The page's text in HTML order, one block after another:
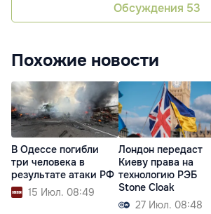
Обсуждения 53
Похожие новости
В Одессе погибли
три человека в
результате атаки РФ
15 Июл. 08:49
Лондон передаст
Киеву права на
технологию РЭБ
Stone Cloak
27 Июл. 08:48